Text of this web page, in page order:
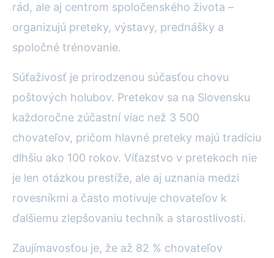
rád, ale aj centrom spoločenského života –
organizujú preteky, výstavy, prednášky a
spoločné trénovanie.
Súťaživosť je prirodzenou súčasťou chovu
poštových holubov. Pretekov sa na Slovensku
každoročne zúčastní viac než 3 500
chovateľov, pričom hlavné preteky majú tradíciu
dlhšiu ako 100 rokov. Víťazstvo v pretekoch nie
je len otázkou prestíže, ale aj uznania medzi
rovesníkmi a často motivuje chovateľov k
ďalšiemu zlepšovaniu techník a starostlivosti.
Zaujímavosťou je, že až 82 % chovateľov